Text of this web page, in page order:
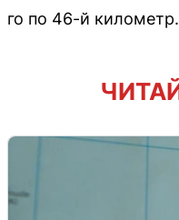
го по 46-й километр.